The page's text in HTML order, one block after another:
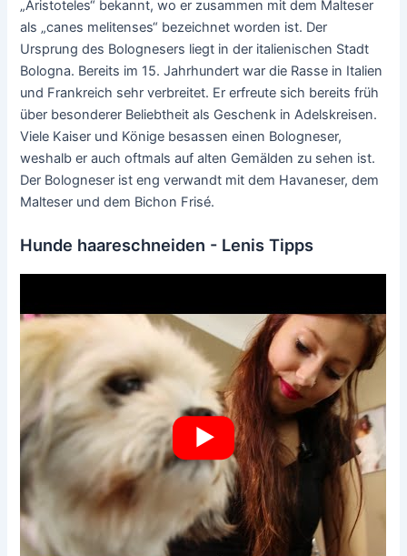
„Aristoteles“ bekannt, wo er zusammen mit dem Malteser
als „canes melitenses“ bezeichnet worden ist. Der
Ursprung des Bolognesers liegt in der italienischen Stadt
Bologna. Bereits im 15. Jahrhundert war die Rasse in Italien
und Frankreich sehr verbreitet. Er erfreute sich bereits früh
über besonderer Beliebtheit als Geschenk in Adelskreisen.
Viele Kaiser und Könige besassen einen Bologneser,
weshalb er auch oftmals auf alten Gemälden zu sehen ist.
Der Bologneser ist eng verwandt mit dem Havaneser, dem
Malteser und dem Bichon Frisé.
Hunde haareschneiden - Lenis Tipps